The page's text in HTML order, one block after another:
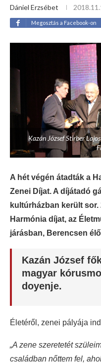
Dániel Erzsébet
Megosztás a Facebook-on
Kazán József Stirber
A hét végén átadták a
Zenei Díjat. A díjátadó
kultúrházban került sor.
Harmónia díjat, az
járásban, Berencsen
Kazán József
magyar
doyenje.
Életéről, zenei pályája
„A zene szeretetét
családban nőttem fel,